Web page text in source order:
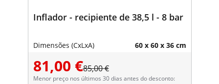
Inflador - recipiente de 38,5 l - 8 bar
Dimensões (CxLxA) 60 x 60 x 36 cm
81,00 €85,00 €
Menor preço nos últimos 30 dias antes do desconto: